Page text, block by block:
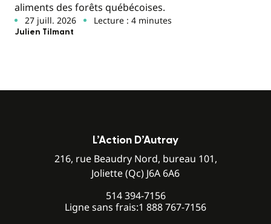
aliments des forêts québécoises.
27 juill. 2026 Lecture : 4 minutes
Julien Tilmant
L’Action D’Autray
216, rue Beaudry Nord, bureau 101,
Joliette (Qc) J6A 6A6
514 394-7156
Ligne sans frais:1 888 767-7156